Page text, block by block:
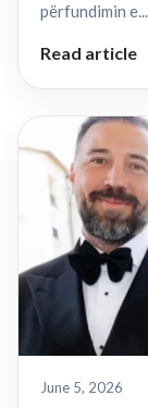
përfundimin e...
Read article
June 5, 2026